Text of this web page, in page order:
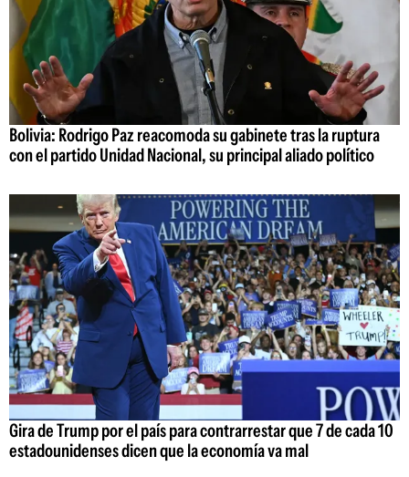
Bolivia: Rodrigo Paz reacomoda su gabinete tras la ruptura
con el partido Unidad Nacional, su principal aliado político
Gira de Trump por el país para contrarrestar que 7 de cada 10
estadounidenses dicen que la economía va mal